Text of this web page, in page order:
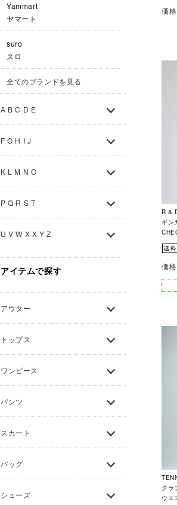
Yammart
ヤマート
suro
スロ
全てのブランドを見る
A B C D E
F G H I J
K L M N O
P Q R S T
U V W X X Y Z
アイテムで探す
アウター
トップス
ワンピース
パンツ
スカート
バッグ
シューズ
価
R &
ギン
価
クラ
ウエ